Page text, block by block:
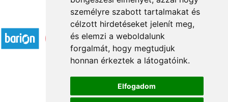
személyre szabott tartalmakat és
célzott hirdetéseket jelenít meg,
és elemzi a weboldalunk
forgalmát, hogy megtudjuk
honnan érkeztek a látogatóink.
Elfogadom
Elfogadott fizetési módok
Á.SZ.F.